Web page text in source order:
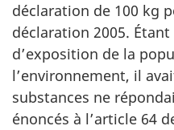
déclaration de 100 kg
déclaration 2005. Étant
d’exposition de la
l’environnement, il
substances ne
énoncés à l’article 64